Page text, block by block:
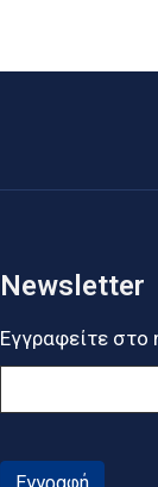
Newsletter
Εγγραφείτε στο